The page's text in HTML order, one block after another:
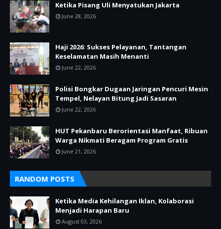
Ketika Pisang Uli Menyatukan Jakarta
June 28, 2026
Haji 2026: Sukses Pelayanan, Tantangan
Keselamatan Masih Menanti
June 22, 2026
Polisi Bongkar Dugaan Jaringan Pencuri Mesin
Tempel, Nelayan Bitung Jadi Sasaran
June 22, 2026
HUT Pekanbaru Berorientasi Manfaat, Ribuan
Warga Nikmati Beragam Program Gratis
June 21, 2026
RANDOM POSTS
Ketika Media Kehilangan Iklan, Kolaborasi
Menjadi Harapan Baru
August 03, 2026